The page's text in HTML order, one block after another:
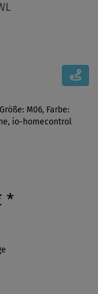
M06, Farbe:
io-homecontrol
*